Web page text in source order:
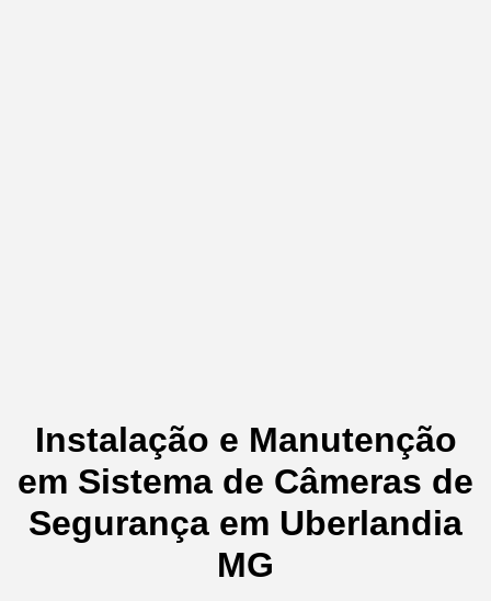
Instalação e Manutenção
em Sistema de Câmeras de
Segurança em Uberlandia
MG